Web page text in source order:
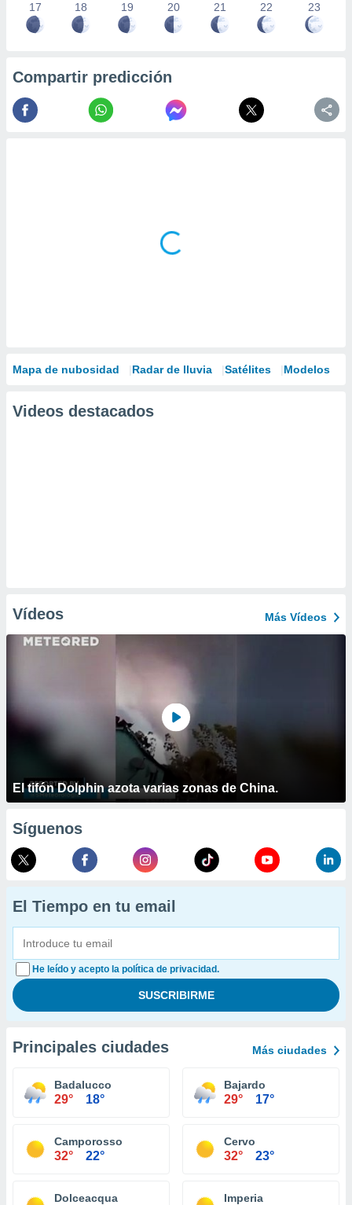
17 18 19 20 21 22 23
Compartir predicción
Mapa de nubosidad Radar de lluvia Satélites Modelos
Videos destacados
Vídeos Más Vídeos
El tifón Dolphin azota varias zonas de China.
Síguenos
El Tiempo en tu email
He leído y acepto la política de privacidad.
Principales ciudades Más ciudades
Badalucco
29° 18°
Bajardo
29° 17°
Camporosso
32° 22°
Cervo
32° 23°
Dolceacqua Imperia